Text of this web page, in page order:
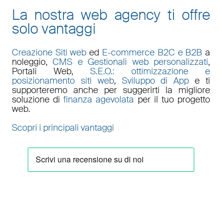
La nostra web agency ti offre
solo vantaggi
Creazione Siti web ed E-commerce B2C e B2B a
noleggio,CMS e Gestionali web personalizzati,
Portali Web,S.E.O.: ottimizzazione e
posizionamento siti web, Sviluppo di App e ti
supporteremo anche per suggerirti la migliore
soluzione difinanza agevolata per il tuo progetto
web.
Scopri i principali vantaggi